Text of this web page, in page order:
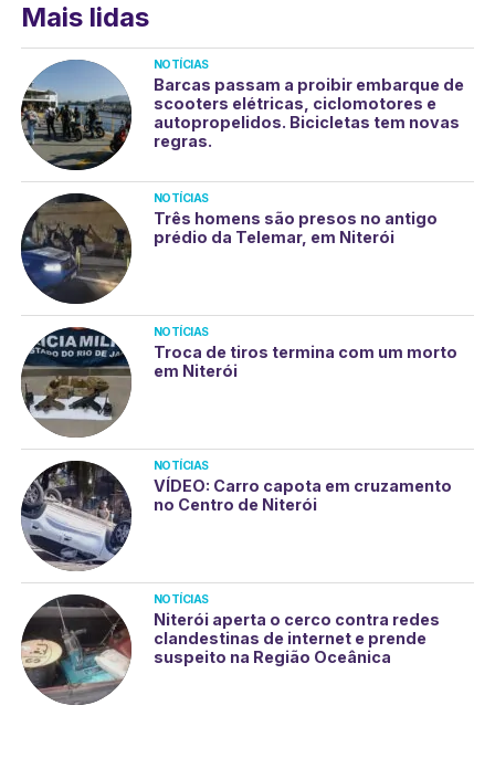
Mais lidas
NOTÍCIAS
Barcas passam a proibir embarque de
scooters elétricas, ciclomotores e
autopropelidos. Bicicletas tem novas
regras.
NOTÍCIAS
Três homens são presos no antigo
prédio da Telemar, em Niterói
NOTÍCIAS
Troca de tiros termina com um morto
em Niterói
NOTÍCIAS
VÍDEO: Carro capota em cruzamento
no Centro de Niterói
NOTÍCIAS
Niterói aperta o cerco contra redes
clandestinas de internet e prende
suspeito na Região Oceânica